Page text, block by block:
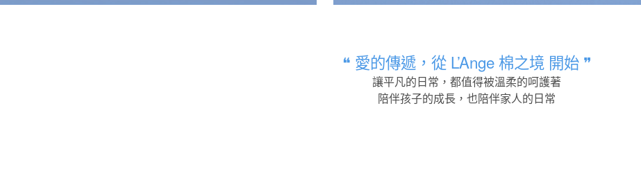
❝ 愛的傳遞，從 L’Ange 棉之境 開始 ❞
讓平凡的日常，都值得被溫柔的呵護著
陪伴孩子的成長，也陪伴家人的日常